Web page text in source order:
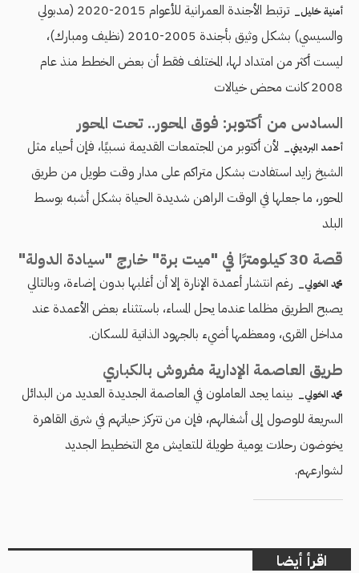
أمنية خليل_
ترتبط الأجندة العمرانية للأعوام 2015-2020 (مدبولي
والسيسي) بشكل وثيق بأجندة 2005-2010 (نظيف ومبارك)،
ليست أكثر من امتداد لها، المختلف فقط أن بعض الخطط منذ عام
2008 كانت محض خيالات
السادس من أكتوبر: فوق المحور.. تحت المحور
أحمد البرديني_ لأن أكتوبر من المجتمعات القديمة نسبيًا، فإن أحياء مثل
الشيخ زايد استفادت بشكل متراكم على مدار وقت طويل من طريق
المحور، ما جعلها في الوقت الراهن شديدة الحياة بشكل أشبه بوسط
البلد
قصة 30 كيلومترًا في "ميت برة" خارج "سيادة الدولة"
محمد الخولي_ رغم انتشار أعمدة الإنارة إلا أن أغلبها بدون إضاءة، وبالتالي
يصبح الطريق مظلما عندما يحل المساء، باستثناء بعض الأعمدة عند
مداخل القرى، ومعظمها أضيء بالجهود الذاتية للسكان.
طريق العاصمة الإدارية مفروش بالكباري
محمد الخولي_ بينما يجد العاملون في العاصمة الجديدة العديد من البدائل
السريعة للوصول إلى أشغالهم، فإن من تتركز حياتهم في شرق القاهرة
يخوضون رحلات يومية طويلة للتعايش مع التخطيط الجديد
لشوارعهم.
اقرأ أيضا